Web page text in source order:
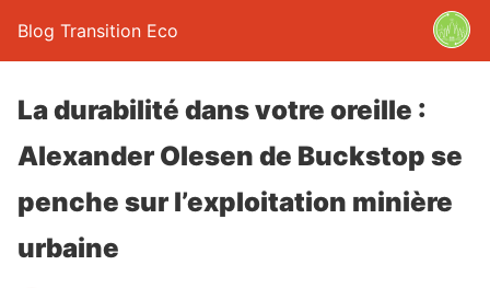
Blog Transition Eco
La durabilité dans votre oreille :
Alexander Olesen de Buckstop se
penche sur l’exploitation minière
urbaine